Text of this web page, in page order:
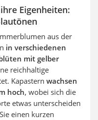
Eigenheiten:
aus der
in verschiedenen
mit gelber
reichhaltige
Kapastern wachsen
hoch, wobei sich die
etwas unterscheiden
einen kurzen